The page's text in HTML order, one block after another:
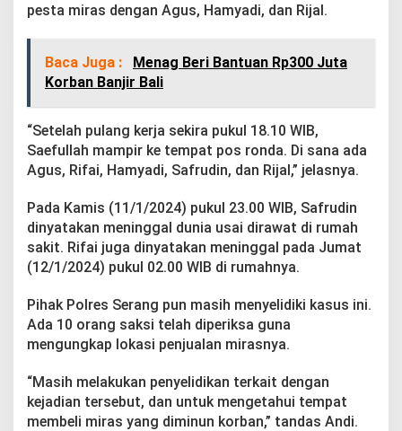
pesta miras dengan Agus, Hamyadi, dan Rijal.
Baca Juga :
Menag Beri Bantuan Rp300 Juta
Korban Banjir Bali
“Setelah pulang kerja sekira pukul 18.10 WIB,
Saefullah mampir ke tempat pos ronda. Di sana ada
Agus, Rifai, Hamyadi, Safrudin, dan Rijal,” jelasnya.
Pada Kamis (11/1/2024) pukul 23.00 WIB, Safrudin
dinyatakan meninggal dunia usai dirawat di rumah
sakit. Rifai juga dinyatakan meninggal pada Jumat
(12/1/2024) pukul 02.00 WIB di rumahnya.
Pihak Polres Serang pun masih menyelidiki kasus ini.
Ada 10 orang saksi telah diperiksa guna
mengungkap lokasi penjualan mirasnya.
“Masih melakukan penyelidikan terkait dengan
kejadian tersebut, dan untuk mengetahui tempat
membeli miras yang diminun korban,” tandas Andi.